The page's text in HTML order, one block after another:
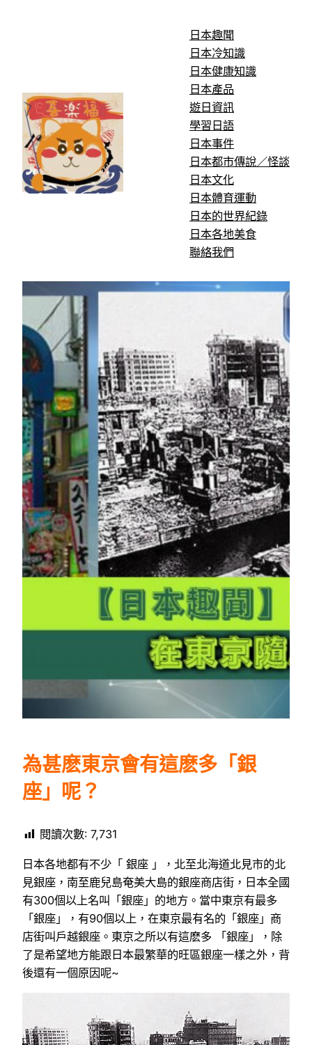
日本趣聞
日本冷知識
日本健康知識
日本產品
遊日資訊
學習日語
日本事件
日本都市傳說／怪談
日本文化
日本體育運動
日本的世界紀錄
日本各地美食
聯絡我們
為甚麽東京會有這麽多「銀
座」呢？
閱讀次數: 7,731
日本各地都有不少「 銀座 」，北至北海道北見市的北
見銀座，南至鹿兒島奄美大島的銀座商店街，日本全國
有300個以上名叫「銀座」的地方。當中東京有最多
「銀座」，有90個以上，在東京最有名的「銀座」商
店街叫戶越銀座。東京之所以有這麽多 「銀座」，除
了是希望地方能跟日本最繁華的旺區銀座一樣之外，背
後還有一個原因呢~